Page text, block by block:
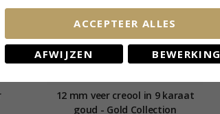
12 mm veer creool in 9 karaat
goud - Gold Collection
ACCEPTEER ALLES
AFWIJZEN BEWERKING